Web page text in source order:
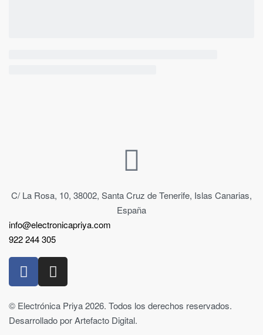
C/ La Rosa, 10, 38002, Santa Cruz de Tenerife, Islas Canarias,
España
info@electronicapriya.com
922 244 305
© Electrónica Priya 2026. Todos los derechos reservados.
Desarrollado por Artefacto Digital.